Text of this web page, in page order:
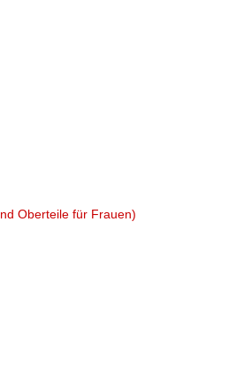
Oberteile für Frauen)